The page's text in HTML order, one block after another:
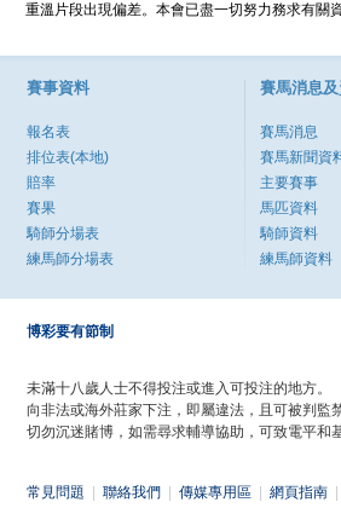
重溫片段出現偏差。本會已盡一切努力務求有關
賽事資料
報名表
排位表(本地)
賠率
賽果
騎師分場表
練馬師分場表
賽馬消息
賽馬消息
賽馬新聞資
主要賽事
馬匹資料
騎師資料
練馬師資料
博彩要有節制
未滿十八歲人士不得投注或進入可投注的地方。
向非法或海外莊家下注，即屬違法，且可被判監禁
切勿沉迷賭博，如需尋求輔導協助，可致電平和
常見問題 聯絡我們 傳媒專用區 網頁指南